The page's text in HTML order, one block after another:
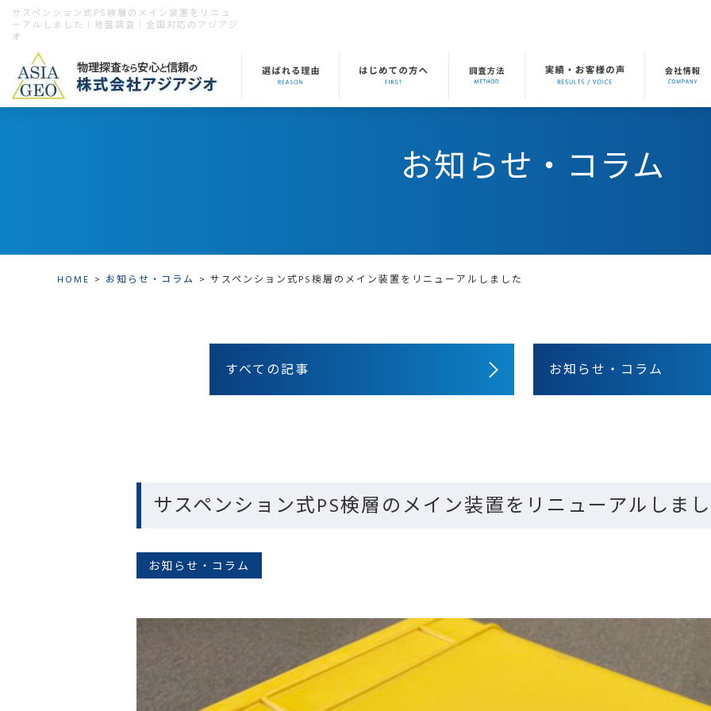
サスペンション式PS検層のメイン装置をリニュ
ーアルしました｜地盤調査｜全国対応のアジアジ
オ
お知らせ・コラム
HOME お知らせ・コラム サスペンション式PS検層のメイン装置をリニューアルしました
すべての記事 お知らせ・コラム
サスペンション式PS検層のメイン装置をリニューアルしま
お知らせ・コラム